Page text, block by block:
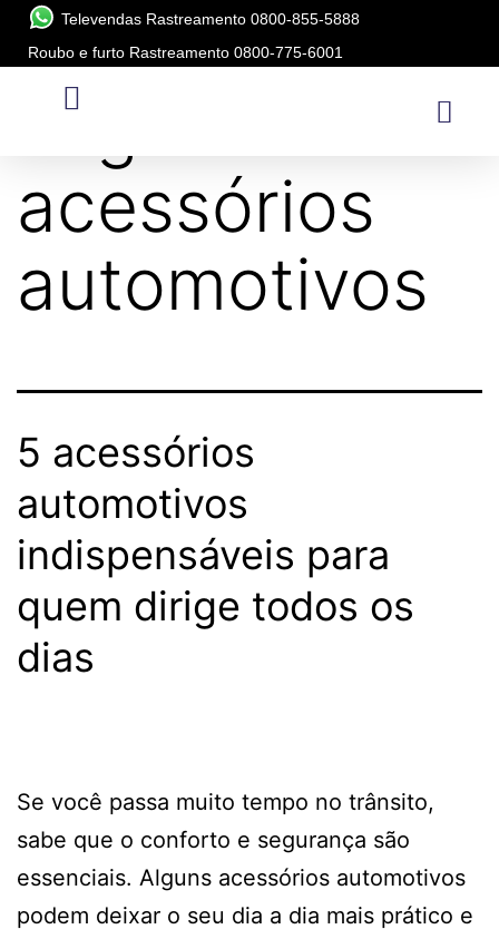
Televendas Rastreamento 0800-855-5888
Roubo e furto Rastreamento 0800-775-6001
Tag:
acessórios
automotivos
5 acessórios
automotivos
indispensáveis para
quem dirige todos os
dias
Se você passa muito tempo no trânsito,
sabe que o conforto e segurança são
essenciais. Alguns acessórios automotivos
podem deixar o seu dia a dia mais prático e